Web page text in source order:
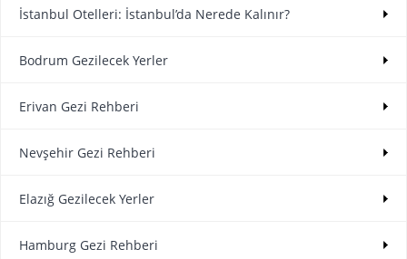
İstanbul Otelleri: İstanbul’da Nerede Kalınır?
Bodrum Gezilecek Yerler
Erivan Gezi Rehberi
Nevşehir Gezi Rehberi
Elazığ Gezilecek Yerler
Hamburg Gezi Rehberi